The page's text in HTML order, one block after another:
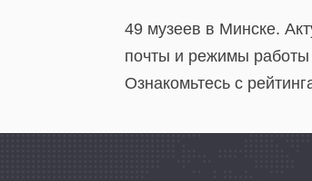
49 музеев в Минске.
почты и режимы работы
Ознакомьтесь с